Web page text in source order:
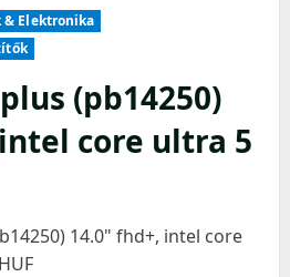
& Elektronika
(pb14250)
core ultra 5
14.0" fhd+, intel core